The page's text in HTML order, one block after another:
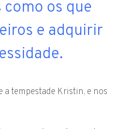
os que
e adquirir
a tempestade Kristin, e nos